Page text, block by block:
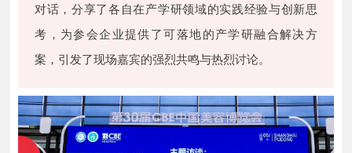
对话，分享了各自在产学研领域的实践经验与创新思
考，为参会企业提供了可落地的产学研融合解决方
案，引发了现场嘉宾的强烈共鸣与热烈讨论。